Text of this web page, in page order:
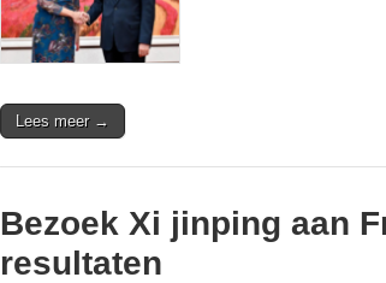
Lees meer →
Bezoek Xi jinping aan
resultaten